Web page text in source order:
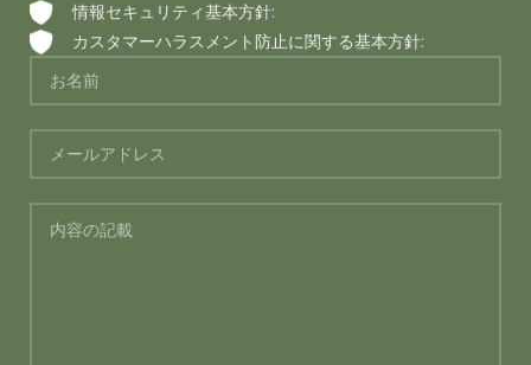
情報セキュリティ基本方針:
カスタマーハラスメント防止に関する基本方針: